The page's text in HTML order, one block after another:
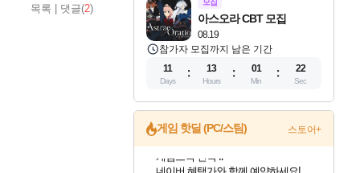
목록 댓글(2)
모집
08.19
아스오라 CBT 모집
참가자 모집까지 남은 기간
11
Days
13
Hours
01
Min
21
Sec
게임 핫딜 (PC/스팀) 스토어+
커세어 코브 출시 기념 할인!